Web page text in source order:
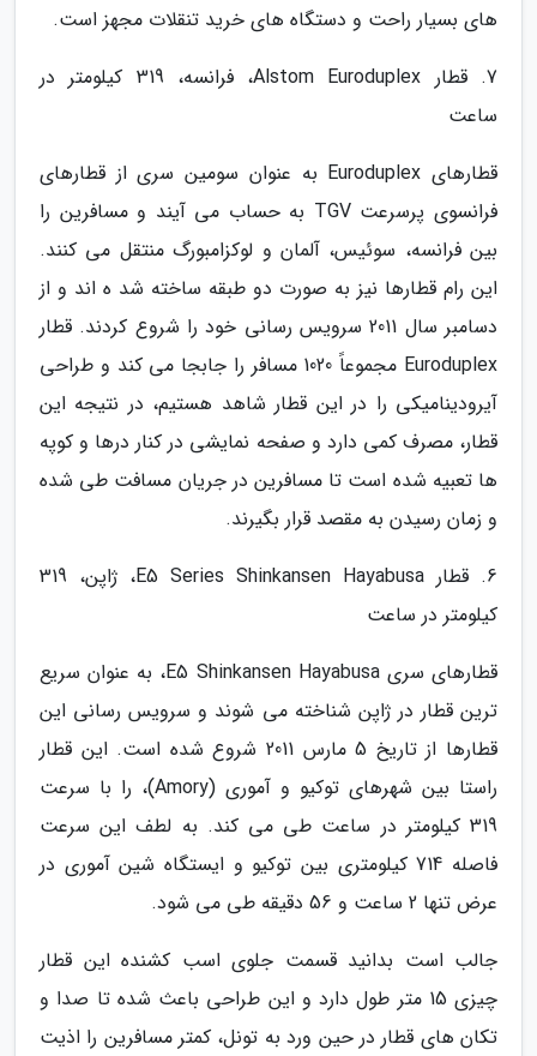
های بسیار راحت و دستگاه های خرید تنقلات مجهز است.
7. قطار Alstom Euroduplex، فرانسه، 319 کیلومتر در
ساعت
قطارهای Euroduplex به عنوان سومین سری از قطارهای
فرانسوی پرسرعت TGV به حساب می آیند و مسافرین را
بین فرانسه، سوئیس، آلمان و لوکزامبورگ منتقل می کنند.
این رام قطارها نیز به صورت دو طبقه ساخته شد ه اند و از
دسامبر سال 2011 سرویس رسانی خود را شروع کردند. قطار
Euroduplex مجموعاً 1020 مسافر را جابجا می کند و طراحی
آیرودینامیکی را در این قطار شاهد هستیم، در نتیجه این
قطار، مصرف کمی دارد و صفحه نمایشی در کنار درها و کوپه
ها تعبیه شده است تا مسافرین در جریان مسافت طی شده
و زمان رسیدن به مقصد قرار بگیرند.
6. قطار E5 Series Shinkansen Hayabusa، ژاپن، 319
کیلومتر در ساعت
قطارهای سری E5 Shinkansen Hayabusa، به عنوان سریع
ترین قطار در ژاپن شناخته می شوند و سرویس رسانی این
قطارها از تاریخ 5 مارس 2011 شروع شده است. این قطار
راستا بین شهرهای توکیو و آموری (Amory)، را با سرعت
319 کیلومتر در ساعت طی می کند. به لطف این سرعت
فاصله 714 کیلومتری بین توکیو و ایستگاه شین آموری در
عرض تنها 2 ساعت و 56 دقیقه طی می شود.
جالب است بدانید قسمت جلوی اسب کشنده این قطار
چیزی 15 متر طول دارد و این طراحی باعث شده تا صدا و
تکان های قطار در حین ورد به تونل، کمتر مسافرین را اذیت